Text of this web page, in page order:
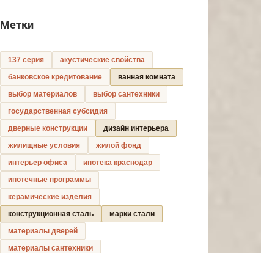
Метки
137 серия
акустические свойства
банковское кредитование
ванная комната
выбор материалов
выбор сантехники
государственная субсидия
дверные конструкции
дизайн интерьера
жилищные условия
жилой фонд
интерьер офиса
ипотека краснодар
ипотечные программы
керамические изделия
конструкционная сталь
марки стали
материалы дверей
материалы сантехники